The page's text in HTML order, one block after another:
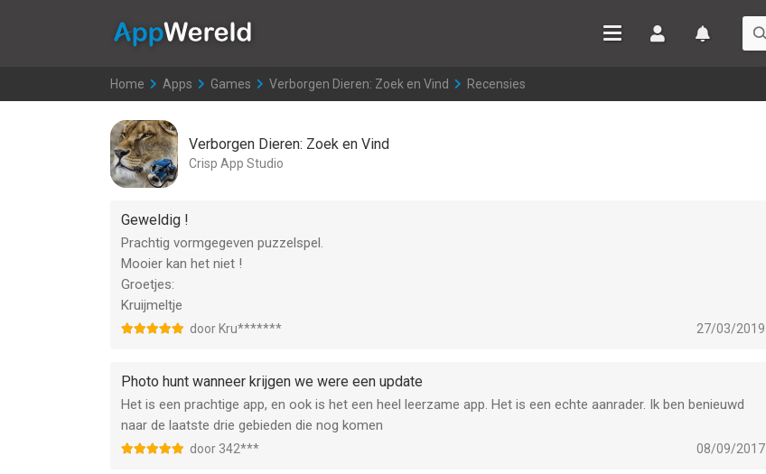
Home >
Apps >
Games >
Verborgen Dieren: Zoek en Vind >
Recensies
Verborgen Dieren: Zoek en Vind
Crisp App Studio
Geweldig !
Prachtig vormgegeven puzzelspel.
Mooier kan het niet !
Groetjes:
Kruijmeltje
door Kru******* 27/03/2019
Photo hunt wanneer krijgen we were een update
Het is een prachtige app, en ook is het een heel leerzame app. Het is een echte aanrader. Ik ben benieuwd
naar de laatste drie gebieden die nog komen
door 342*** 08/09/2017